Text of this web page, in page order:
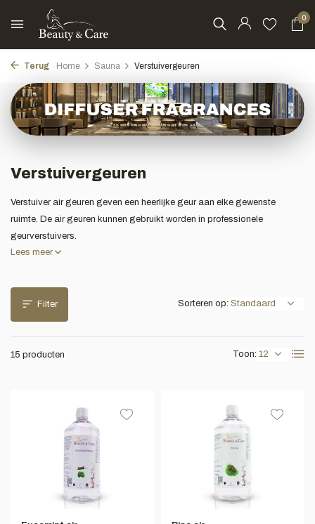
0
Terug Home Sauna Verstuivergeuren
Verstuivergeuren
Verstuiver air geuren geven een heerlijke geur aan elke gewenste
ruimte. De air geuren kunnen gebruikt worden in professionele
geurverstuivers.
Lees meer
Filter
15 producten Toon:
Sorteren op: